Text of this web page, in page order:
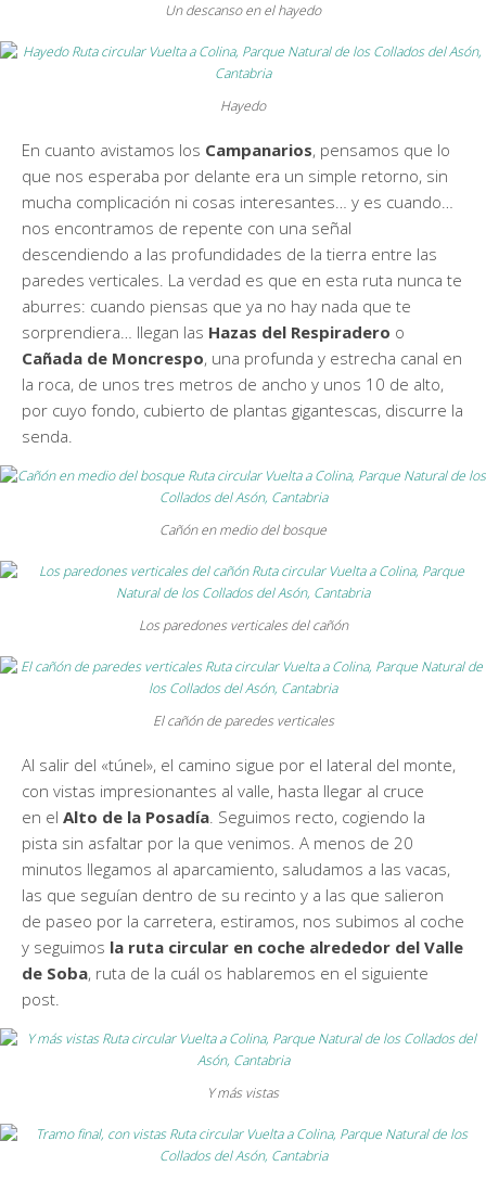
Un descanso en el hayedo
Hayedo
En cuanto avistamos los Campanarios, pensamos que lo
que nos esperaba por delante era un simple retorno, sin
mucha complicación ni cosas interesantes… y es cuando…
nos encontramos de repente con una señal
descendiendo a las profundidades de la tierra entre las
paredes verticales. La verdad es que en esta ruta nunca te
aburres: cuando piensas que ya no hay nada que te
sorprendiera… llegan las Hazas del Respiradero o
Cañada de Moncrespo, una profunda y estrecha canal en
la roca, de unos tres metros de ancho y unos 10 de alto,
por cuyo fondo, cubierto de plantas gigantescas, discurre la
senda.
Cañón en medio del bosque
Los paredones verticales del cañón
El cañón de paredes verticales
Al salir del «túnel», el camino sigue por el lateral del monte,
con vistas impresionantes al valle, hasta llegar al cruce
en el Alto de la Posadía. Seguimos recto, cogiendo la
pista sin asfaltar por la que venimos. A menos de 20
minutos llegamos al aparcamiento, saludamos a las vacas,
las que seguían dentro de su recinto y a las que salieron
de paseo por la carretera, estiramos, nos subimos al coche
y seguimos la ruta circular en coche alrededor del Valle
de Soba, ruta de la cuál os hablaremos en el siguiente
post.
Y más vistas